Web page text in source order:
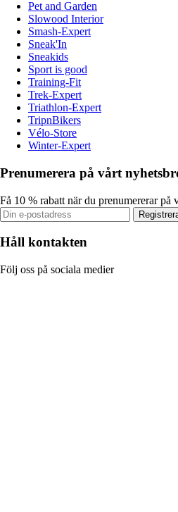
Pet and Garden
Slowood Interior
Smash-Expert
Sneak'In
Sneakids
Sport is good
Training-Fit
Trek-Expert
Triathlon-Expert
TripnBikers
Vélo-Store
Winter-Expert
Prenumerera på vårt
Få 10 % rabatt när du prenumererar på
Håll kontakten
Följ oss på sociala medier